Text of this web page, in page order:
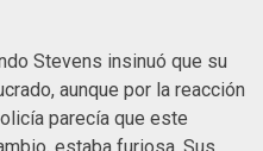
Stevens insinuó que su
aunque por la reacción
parecía que este
estaba furiosa. Sus